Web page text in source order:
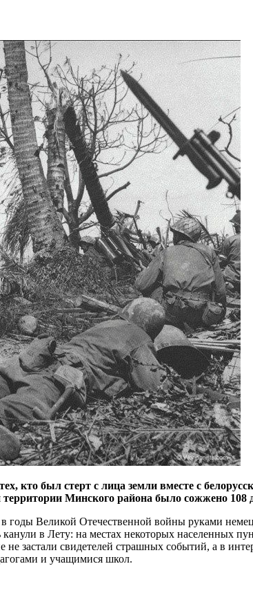
кто был стерт с лица земли вместе с
Минского района было сожжено 108
годы Великой Отечественной войны руками
в Лету: на местах некоторых населенных
не застали свидетелей страшных событий, а в
и учащимися школ.